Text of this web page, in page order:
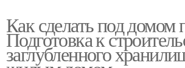
Как сделать под домом
Подготовка к
заглубленного